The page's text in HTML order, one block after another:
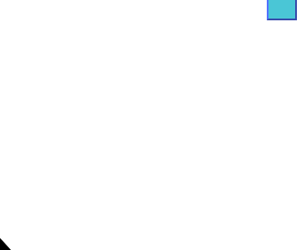
شركة الطارق